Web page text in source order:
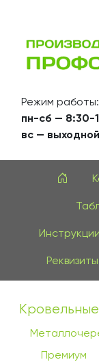
Режим работы:
пн-сб — 8:30-
вс — выходной
Премиум